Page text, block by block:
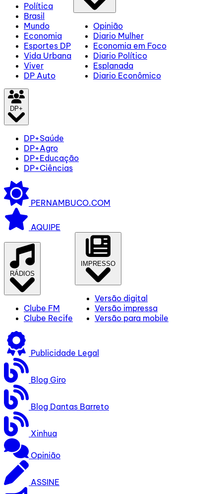
Política
Brasil
Mundo
Economia
Esportes DP
Vida Urbana
Viver
DP Auto
Opinião
Diario Mulher
Economia em Foco
Diario Político
Esplanada
Diario Econômico
DP+
DP+Saúde
DP+Agro
DP+Educação
DP+Ciências
PERNAMBUCO.COM
AQUIPE
RÁDIOS
Clube FM
Clube Recife
IMPRESSO
Versão digital
Versão impressa
Versão para mobile
Publicidade Legal
Blog Giro
Blog Dantas Barreto
Xinhua
Opinião
ASSINE